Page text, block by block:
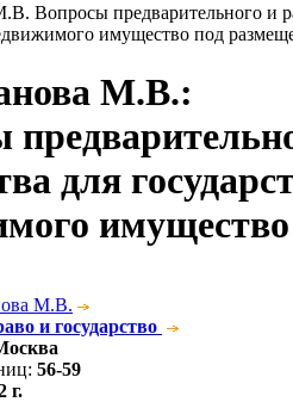
Вопросы предварительного и
имущество под
М.В.:
для
М.В.
и государство
: 56-59
г.